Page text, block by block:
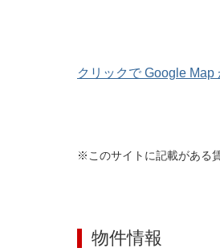
クリックで Google Map
※このサイトに記載がある
物件情報